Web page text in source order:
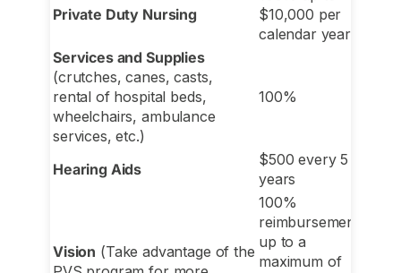
Private Duty Nursing
$10,000 per
calendar year
Services and Supplies
(crutches, canes, casts,
rental of hospital beds,
wheelchairs, ambulance
services, etc.)
100%
Hearing Aids
$500 every 5
years
Vision (Take advantage of the
100%
reimbursement
up to a
maximum of